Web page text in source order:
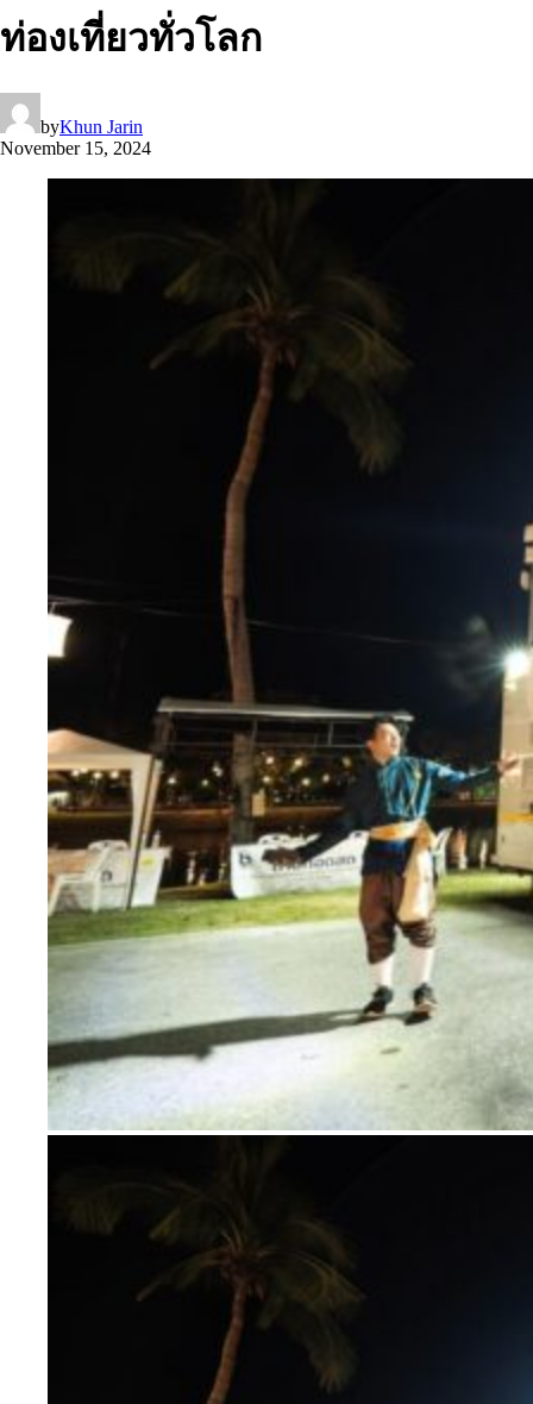
ท่องเที่ยวทั่วโลก
byKhun Jarin
November 15, 2024